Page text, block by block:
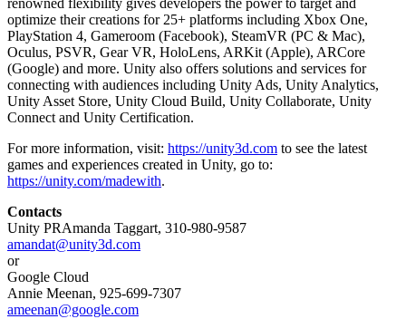
renowned flexibility gives developers the power to target and
optimize their creations for 25+ platforms including Xbox One,
PlayStation 4, Gameroom (Facebook), SteamVR (PC & Mac),
Oculus, PSVR, Gear VR, HoloLens, ARKit (Apple), ARCore
(Google) and more. Unity also offers solutions and services for
connecting with audiences including Unity Ads, Unity Analytics,
Unity Asset Store, Unity Cloud Build, Unity Collaborate, Unity
Connect and Unity Certification.
For more information, visit: https://unity3d.com to see the latest
games and experiences created in Unity, go to:
https://unity.com/madewith.
Contacts
Unity PRAmanda Taggart, 310-980-9587
amandat@unity3d.com
or
Google Cloud
Annie Meenan, 925-699-7307
ameenan@google.com